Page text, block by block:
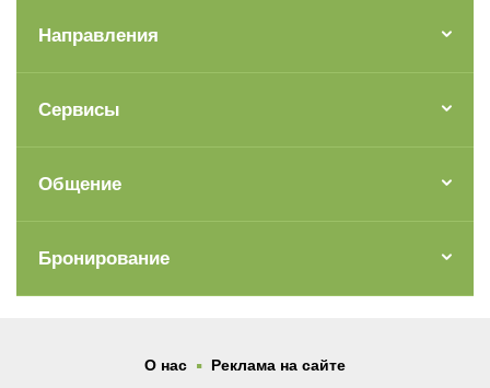
Направления
Сервисы
Общение
Бронирование
О нас . Реклама на сайте